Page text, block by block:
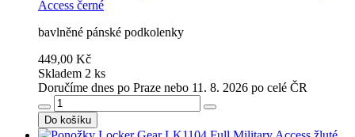
Access černé
bavlněné pánské podkolenky
449,00 Kč
Skladem 2 ks
Doručíme dnes po Praze nebo 11. 8. 2026 po celé ČR
Do košíku